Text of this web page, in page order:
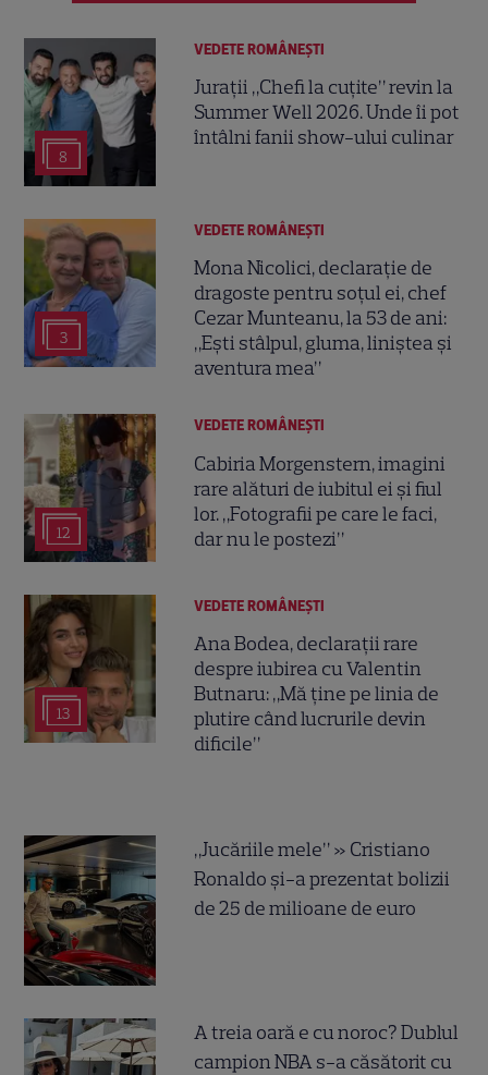
8
VEDETE ROMÂNEŞTI
Jurații „Chefi la cuțite” revin la
Summer Well 2026. Unde îi pot
întâlni fanii show-ului culinar
3
VEDETE ROMÂNEŞTI
Mona Nicolici, declarație de
dragoste pentru soțul ei, chef
Cezar Munteanu, la 53 de ani:
„Ești stâlpul, gluma, liniștea și
aventura mea”
12
VEDETE ROMÂNEŞTI
Cabiria Morgenstern, imagini
rare alături de iubitul ei și fiul
lor. „Fotografii pe care le faci,
dar nu le postezi”
13
VEDETE ROMÂNEŞTI
Ana Bodea, declarații rare
despre iubirea cu Valentin
Butnaru: „Mă ține pe linia de
plutire când lucrurile devin
dificile”
„Jucăriile mele” » Cristiano
Ronaldo și-a prezentat bolizii
de 25 de milioane de euro
A treia oară e cu noroc? Dublul
campion NBA s-a căsătorit cu